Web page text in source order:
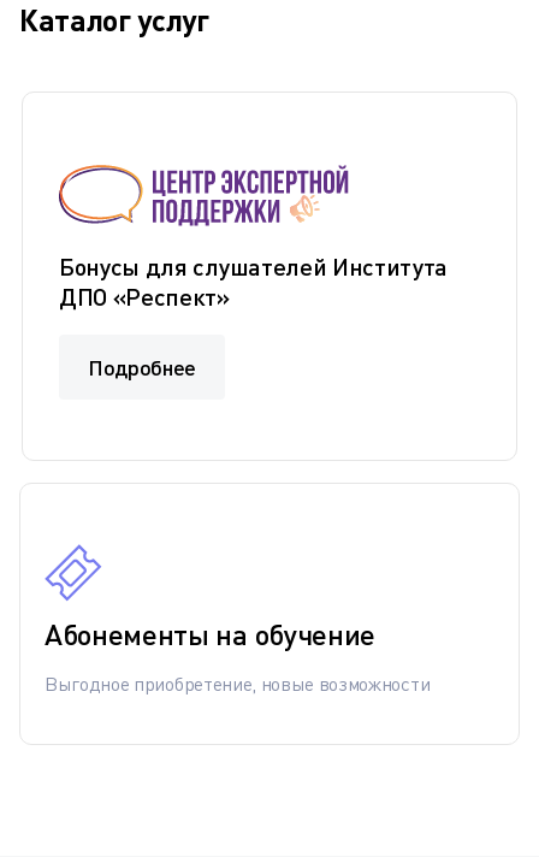
Каталог услуг
Бонусы для слушателей Института
ДПО «Респект»
Подробнее
Абонементы на обучение
Выгодное приобретение, новые возможности